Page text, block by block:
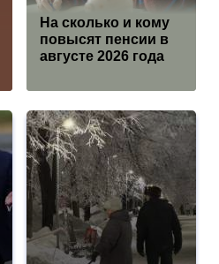
На сколько и кому
повысят пенсии в
августе 2026 года